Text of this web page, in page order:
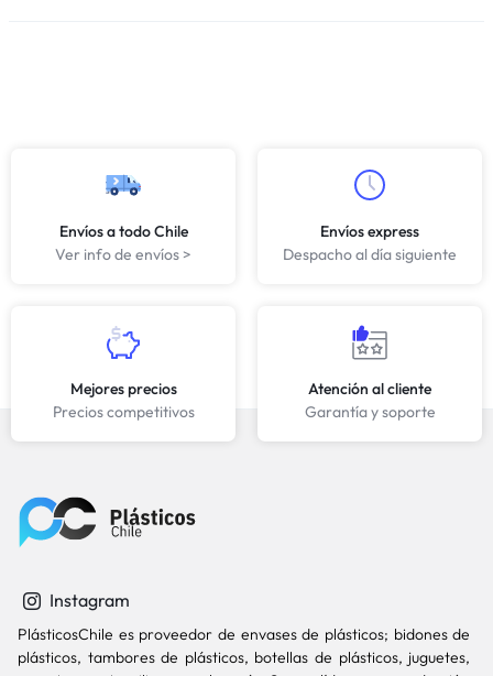
Envíos a todo Chile
Ver info de envíos >
Envíos express
Despacho al día siguiente
Mejores precios
Precios competitivos
Atención al cliente
Garantía y soporte
Instagram
PlásticosChile es proveedor de envases de plásticos; bidones de
plásticos, tambores de plásticos, botellas de plásticos, juguetes,